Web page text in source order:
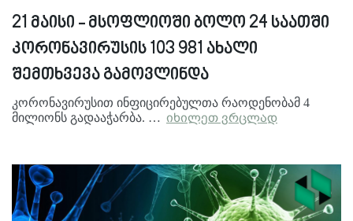
21 მაისი - მსოფლიოში ბოლო 24 საათში
კორონავირუსის 103 981 ახალი
შემთხვევა გამოვლინდა
კორონავირუსით ინფიცირებულთა რაოდენობამ 4
მილიონს გადააჭარბა. … იხილეთ ვრცლად